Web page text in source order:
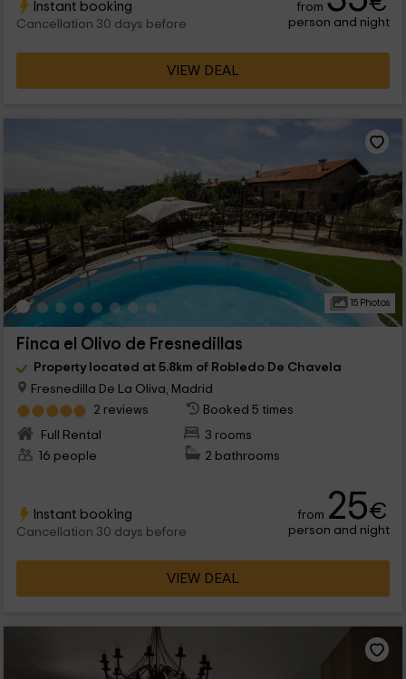
Instant booking
Cancellation 30 days before
from
person and night
VIEW DEAL
15 Photos
Finca el Olivo de Fresnedillas
Property located at 5.8km of Robledo De Chavela
Fresnedilla De La Oliva, Madrid
2 reviews
Booked 5 times
Full Rental
3 rooms
16 people
2 bathrooms
Instant booking
Cancellation 30 days before
from 25€
person and night
VIEW DEAL